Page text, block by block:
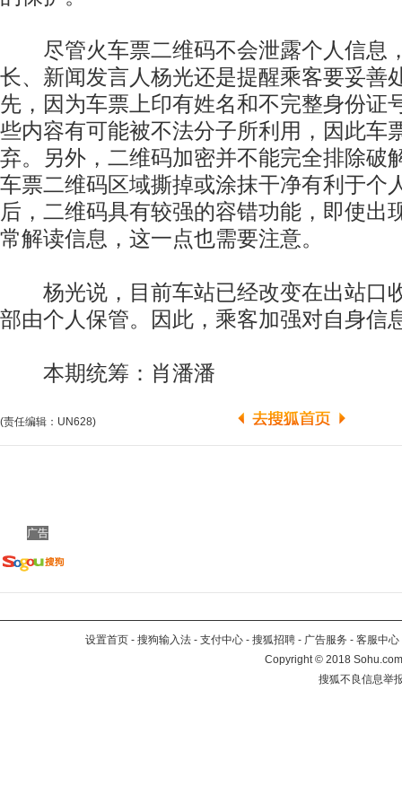
尽管火车票二维码不会泄露个人信息
长、新闻发言人杨光还是提醒乘客要妥善
先，因为车票上印有姓名和不完整身份证
些内容有可能被不法分子所利用，因此车
弃。另外，二维码加密并不能完全排除破
车票二维码区域撕掉或涂抹干净有利于个
后，二维码具有较强的容错功能，即使出
常解读信息，这一点也需要注意。
杨光说，目前车站已经改变在出站口
部由个人保管。因此，乘客加强对自身信
本期统筹：肖潘潘
(责任编辑：UN628)
广告
设置首页 - 搜狗输入法 - 支付中心 - 搜狐招聘 - 广告服务 - 客服中心
Copyright©2018
搜狐不良信息举